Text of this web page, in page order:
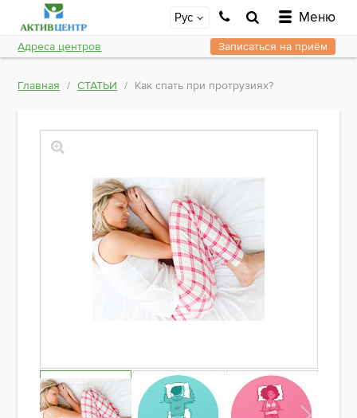
Рус Меню
Адреса центров Записаться на приём
Главная СТАТЬИ Как спать при протрузиях?